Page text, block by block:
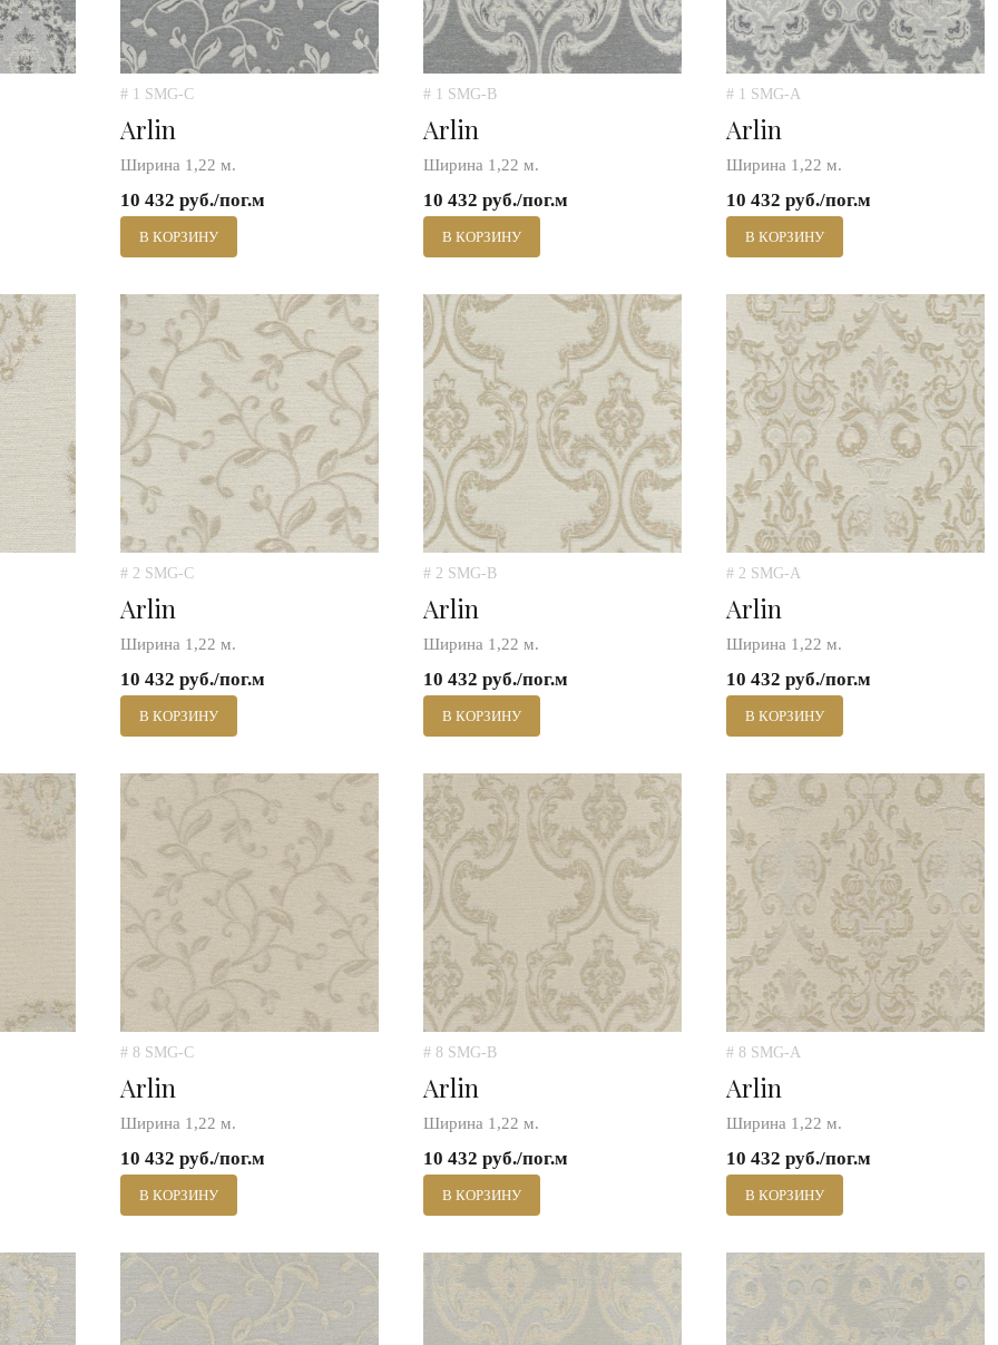
# 1 SMG-C
Arlin
Ширина 1,22 м.
10 432 руб./пог.м
В КОРЗИНУ
# 1 SMG-B
Arlin
Ширина 1,22 м.
10 432 руб./пог.м
В КОРЗИНУ
# 1 SMG-A
Arlin
Ширина 1,22 м.
10 432 руб./пог.м
В КОРЗИНУ
# 2 SMG-C
Arlin
Ширина 1,22 м.
10 432 руб./пог.м
В КОРЗИНУ
# 2 SMG-B
Arlin
Ширина 1,22 м.
10 432 руб./пог.м
В КОРЗИНУ
# 2 SMG-A
Arlin
Ширина 1,22 м.
10 432 руб./пог.м
В КОРЗИНУ
# 8 SMG-C
Arlin
Ширина 1,22 м.
10 432 руб./пог.м
В КОРЗИНУ
# 8 SMG-B
Arlin
Ширина 1,22 м.
10 432 руб./пог.м
В КОРЗИНУ
# 8 SMG-A
Arlin
Ширина 1,22 м.
10 432 руб./пог.м
В КОРЗИНУ